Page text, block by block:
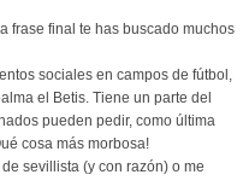
frase final te has buscado muchos
sociales en campos de fútbol,
el Betis. Tiene un parte del
pueden pedir, como última
cosa más morbosa!
sevillista (y con razón) o me